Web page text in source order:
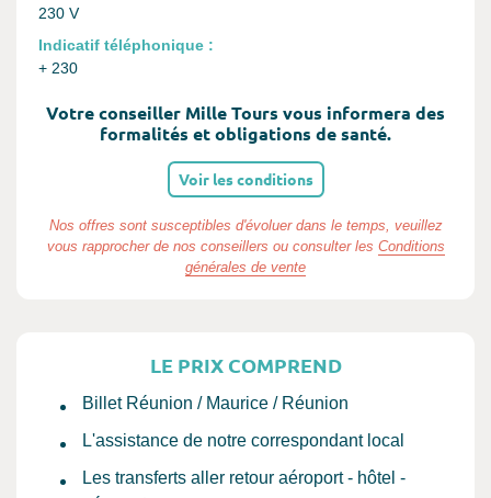
230 V
Indicatif téléphonique :
+ 230
Votre conseiller Mille Tours vous informera des
formalités et obligations de santé.
Voir les conditions
Nos offres sont susceptibles d'évoluer dans le temps, veuillez
vous rapprocher de nos conseillers ou consulter les Conditions
générales de vente
LE PRIX COMPREND
Billet Réunion / Maurice / Réunion
L'assistance de notre correspondant local
Les transferts aller retour aéroport - hôtel -